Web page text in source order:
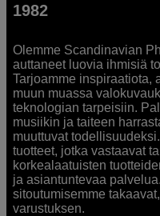
1982
Olemme Scandinavian
auttaneet luovia ihmisiä
Tarjoamme inspiraatiota,
muun muassa
teknologian tarpeisiin.
musiikin ja taiteen
muuttuvat
tuotteet, jotka vastaavat
korkealaatuisten
ja asiantuntevaa
sitoutumisemme
varustuksen.